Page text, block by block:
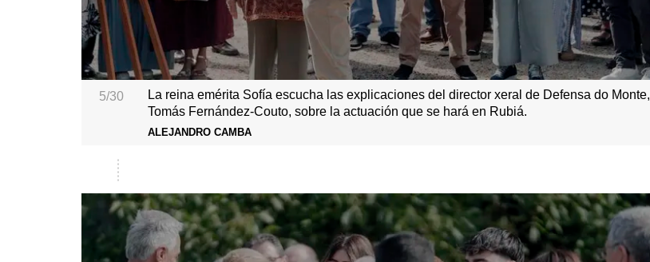
5/30
La reina emérita Sofía escucha las explicaciones del director xeral de Defensa do Monte,
Tomás Fernández-Couto, sobre la actuación que se hará en Rubiá.
ALEJANDRO CAMBA